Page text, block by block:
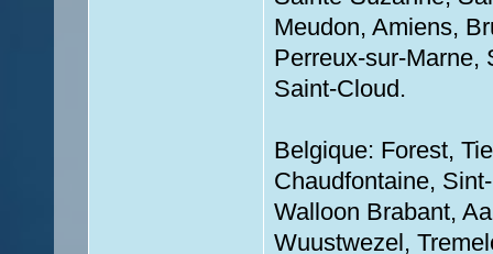
Meudon, Amiens,
Perreux-sur-Marne,
Saint-Cloud.
Belgique: Forest,
Chaudfontaine,
Walloon Brabant,
Wuustwezel,